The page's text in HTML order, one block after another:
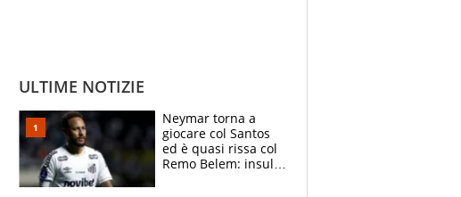
ULTIME NOTIZIE
Neymar torna a
giocare col Santos
ed è quasi rissa col
Remo Belem: insulti